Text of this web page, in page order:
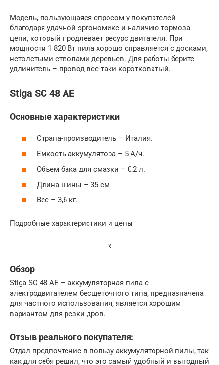
Модель, пользующаяся спросом у покупателей
благодаря удачной эргономике и наличию тормоза
цепи, который продлевает ресурс двигателя. При
мощности 1 820 Вт пила хорошо справляется с досками,
нетолстыми стволами деревьев. Для работы берите
удлинитель – провод все-таки коротковатый.
Stiga SC 48 AE
Основные характеристики
Страна-производитель – Италия.
Емкость аккумулятора – 5 А/ч.
Объем бака для смазки – 0,2 л.
Длина шины – 35 см
Вес – 3,6 кг.
Подробные характеристики и цены
x
Обзор
Stiga SC 48 AE – аккумуляторная пила с
электродвигателем бесщеточного типа, предназначена
для частного использования, является хорошим
вариантом для резки дров.
Отзыв реального покупателя:
Отдал предпочтение в пользу аккумуляторной пилы, так
как для себя решил, что это самый удобный и выгодный